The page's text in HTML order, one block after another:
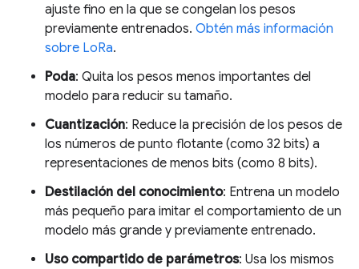
ajuste fino en la que se congelan los pesos
previamente entrenados. Obtén más información
sobre LoRa.
Poda: Quita los pesos menos importantes del
modelo para reducir su tamaño.
Cuantización: Reduce la precisión de los pesos de
los números de punto flotante (como 32 bits) a
representaciones de menos bits (como 8 bits).
Destilación del conocimiento: Entrena un modelo
más pequeño para imitar el comportamiento de un
modelo más grande y previamente entrenado.
Uso compartido de parámetros: Usa los mismos